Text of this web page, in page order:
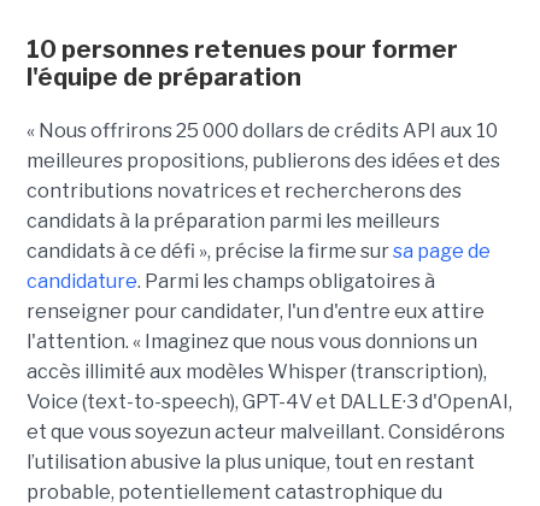
10 personnes retenues pour former
l'équipe de préparation
« Nous offrirons 25 000 dollars de crédits API aux 10
meilleures propositions, publierons des idées et des
contributions novatrices et rechercherons des
candidats à la préparation parmi les meilleurs
candidats à ce défi », précise la firme sursa page de
candidature. Parmi les champs obligatoires à
renseigner pour candidater, l'un d'entre eux attire
l'attention. « Imaginez que nous vous donnions un
accès illimité aux modèles Whisper (transcription),
Voice (text-to-speech), GPT-4V et DALLE·3 d'OpenAI,
et que vous soyezun acteur malveillant. Considérons
l’utilisation abusive la plus unique, tout en restant
probable, potentiellement catastrophique du